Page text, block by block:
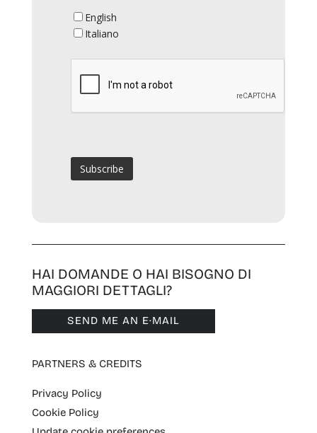
English
Italiano
HAI DOMANDE O HAI BISOGNO DI
MAGGIORI DETTAGLI?
SEND ME AN E·MAIL
PARTNERS & CREDITS
Privacy Policy
Cookie Policy